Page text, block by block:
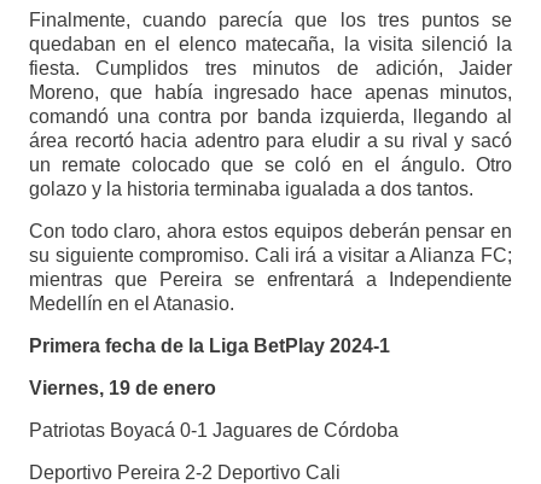
Finalmente, cuando parecía que los tres puntos se
quedaban en el elenco matecaña, la visita silenció la
fiesta. Cumplidos tres minutos de adición, Jaider
Moreno, que había ingresado hace apenas minutos,
comandó una contra por banda izquierda, llegando al
área recortó hacia adentro para eludir a su rival y sacó
un remate colocado que se coló en el ángulo. Otro
golazo y la historia terminaba igualada a dos tantos.
Con todo claro, ahora estos equipos deberán pensar en
su siguiente compromiso. Cali irá a visitar a Alianza FC;
mientras que Pereira se enfrentará a Independiente
Medellín en el Atanasio.
Primera fecha de la Liga BetPlay 2024-1
Viernes, 19 de enero
Patriotas Boyacá 0-1 Jaguares de Córdoba
Deportivo Pereira 2-2 Deportivo Cali